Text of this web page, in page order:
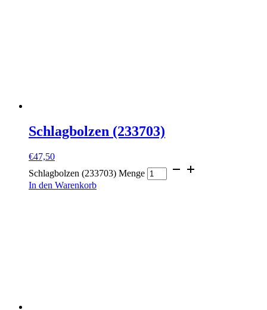
Schlagbolzen (233703)
€47,50
Schlagbolzen (233703) Menge
In den Warenkorb